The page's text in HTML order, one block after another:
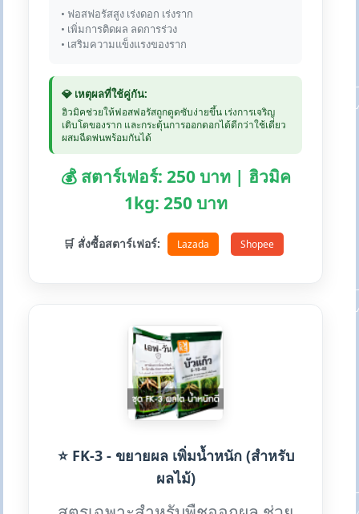
• ฟอสฟอรัสสูง เร่งดอก เร่งราก
• เพิ่มการติดผล ลดการร่วง
• เสริมความแข็งแรงของราก
💎 เหตุผลที่ใช้คู่กัน:
ฮิวมิคช่วยให้ฟอสฟอรัสถูกดูดซับง่ายขึ้น เร่งการเจริญ
เติบโตของราก และกระตุ้นการออกดอกได้ดีกว่าใช้เดี่ยว
ผสมฉีดพ่นพร้อมกันได้
💰 สตาร์เฟอร์: 250 บาท | ฮิวมิค
1kg: 250 บาท
🛒 สั่งซื้อสตาร์เฟอร์: Lazada Shopee
⭐ FK-3 - ขยายผล เพิ่มน้ำหนัก (สำหรับ
ผลไม้)